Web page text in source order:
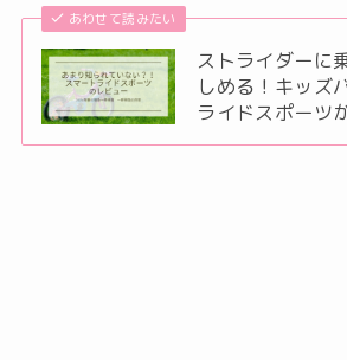
あわせて読みたい
ストライダーに
しめる！キッズ
ライドスポーツ